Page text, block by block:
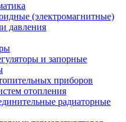
(электромагнитные)
давления
и запорные
приборов
отопления
радиаторные